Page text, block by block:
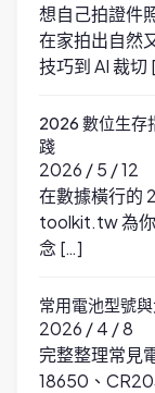
想自己拍證件
在家拍出自然
技巧到 AI 裁切
2026 數位生存
踐
2026 / 5 / 12
在數據橫行的
toolkit.tw 為你
念 […]
常用電池型號
2026 / 4 / 8
完整整理常見
18650、